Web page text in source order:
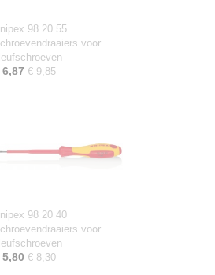
98 20 55
voor
6,87 € 9,85
98 20 40
voor
5,80 € 8,30